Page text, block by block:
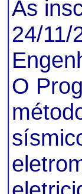
As
24/11/
O